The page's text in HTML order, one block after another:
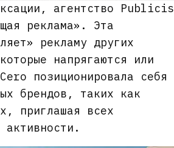
агентство Publicis
реклама». Эта
рекламу других
напрягаются или
позиционировала себя
брендов, таких как
приглашая всех
активности.